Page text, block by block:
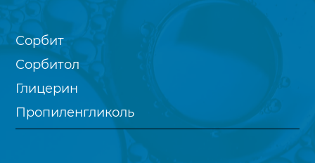
Сорбит
Сорбитол
Глицерин
Пропиленгликоль